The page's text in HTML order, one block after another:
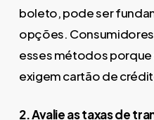
boleto, pode ser
opções.
esses métodos porque
exigem cartão de
2. Avalie as taxas de